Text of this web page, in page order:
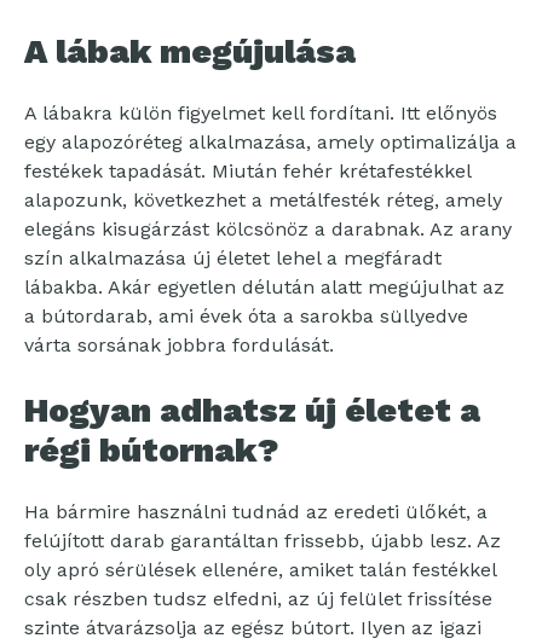
A lábak megújulása
A lábakra külön figyelmet kell fordítani. Itt előnyös
egy alapozóréteg alkalmazása, amely optimalizálja a
festékek tapadását. Miután fehér krétafestékkel
alapozunk, következhet a metálfesték réteg, amely
elegáns kisugárzást kölcsönöz a darabnak. Az arany
szín alkalmazása új életet lehel a megfáradt
lábakba. Akár egyetlen délután alatt megújulhat az
a bútordarab, ami évek óta a sarokba süllyedve
várta sorsának jobbra fordulását.
Hogyan adhatsz új életet a
régi bútornak?
Ha bármire használni tudnád az eredeti ülőkét, a
felújított darab garantáltan frissebb, újabb lesz. Az
oly apró sérülések ellenére, amiket talán festékkel
csak részben tudsz elfedni, az új felület frissítése
szinte átvarázsolja az egész bútort. Ilyen az igazi